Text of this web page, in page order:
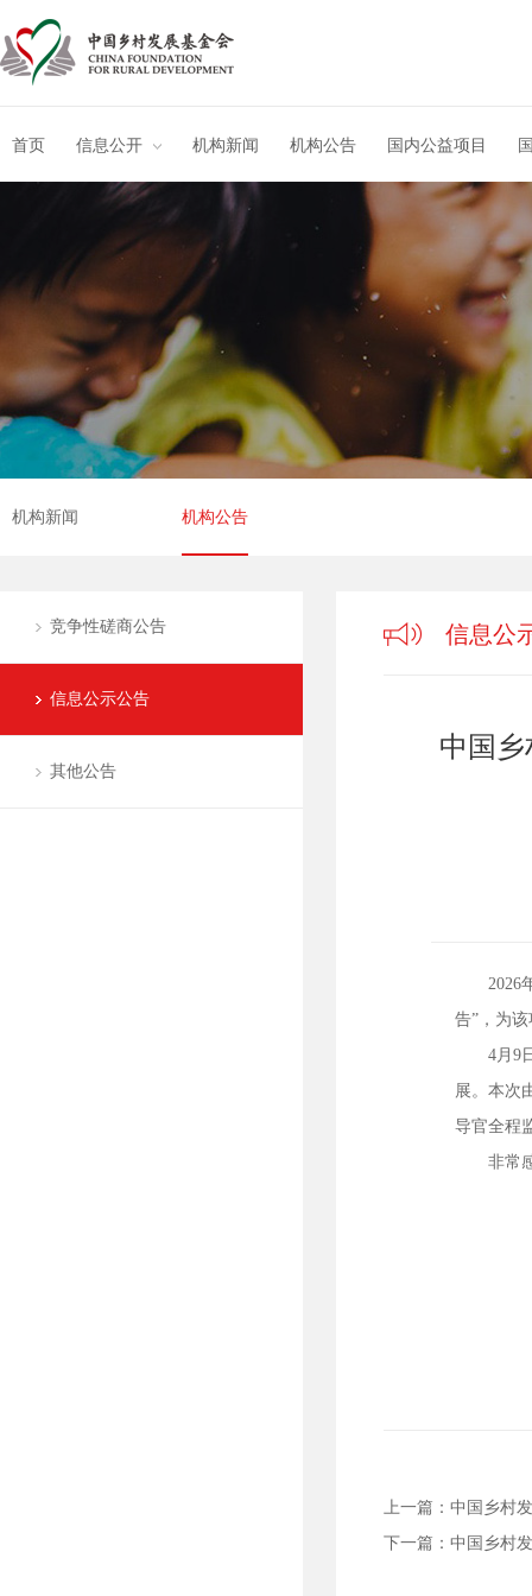
首页 信息公开 机构新闻 机构公告 国内公益项目
机构新闻 机构公告
竞争性磋商公告
信息公示公告
其他公告
信息公
中国
2026年3
告”，为
4月9日
展。本次
导官全程
非常感
上一篇： 中国乡村
下一篇： 中国乡村